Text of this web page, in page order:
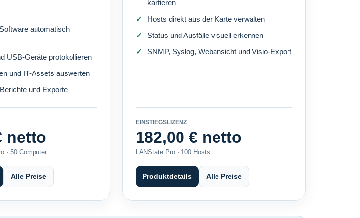
automatisch
USB-Geräte protokollieren
und IT-Assets auswerten
und Exporte
netto
· 50 Computer
Alle Preise
kartieren
Hosts direkt aus der Karte verwalten
Status und Ausfälle visuell erkennen
SNMP, Syslog, Webansicht und Visio-Export
EINSTIEGSLIZENZ
182,00 € netto
LANState Pro · 100 Hosts
Produktdetails Alle Preise